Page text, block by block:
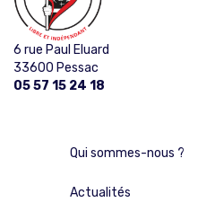
6 rue Paul Eluard
33600 Pessac
05 57 15 24 18
Qui sommes-nous ?
Actualités